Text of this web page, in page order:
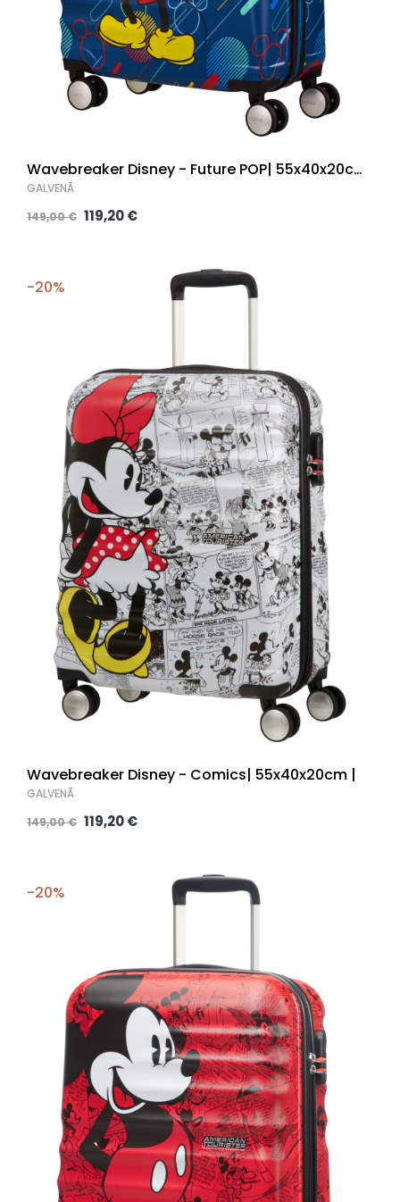
Wavebreaker Disney - Future POP| 55x40x20cm
|
GALVENĀ
149,00 € 119,20 €
-20%
Wavebreaker Disney - Comics| 55x40x20cm |
GALVENĀ
149,00 € 119,20 €
-20%